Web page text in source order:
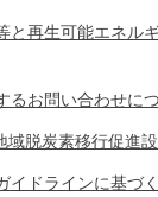
と再生可能エネル
るお問い合わせに
域脱炭素移行促進
イドラインに基づ